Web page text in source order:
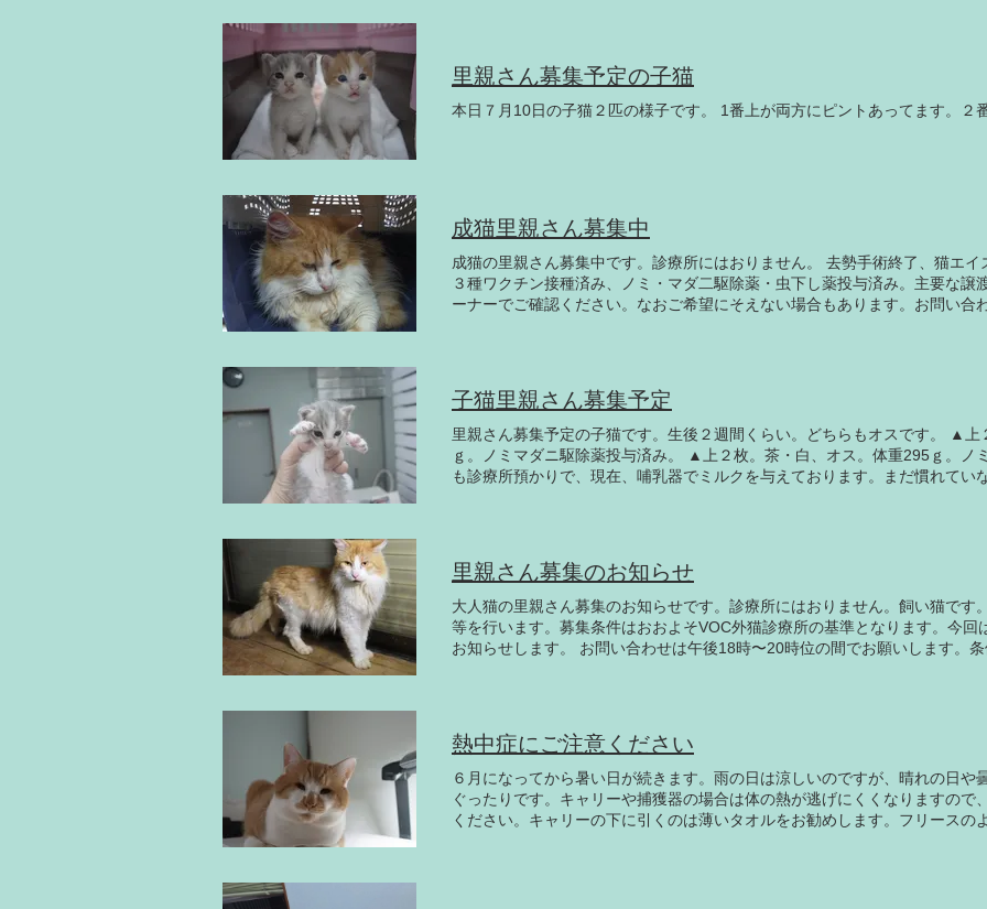
里親さん募集予定の子猫
本日７月10日の子猫２匹の様子です。 1番上が両方にピントあってます。２
成猫里親さん募集中
成猫の里親さん募集中です。診療所にはおりません。 去勢手術終了、猫エイ
３種ワクチン接種済み、ノミ・マダ二駆除薬・虫下し薬投与済み。主要な譲
ーナーでご確認ください。なおご希望にそえない場合もあります。お問い合
子猫里親さん募集予定
里親さん募集予定の子猫です。生後２週間くらい。どちらもオスです。 ▲上
ｇ。ノミマダニ駆除薬投与済み。 ▲上２枚。茶・白、オス。体重295ｇ。ノ
も診療所預かりで、現在、哺乳器でミルクを与えております。まだ慣れてい
里親さん募集のお知らせ
大人猫の里親さん募集のお知らせです。診療所にはおりません。飼い猫です
等を行います。募集条件はおおよそVOC外猫診療所の基準となります。今回
お知らせします。 お問い合わせは午後18時〜20時位の間でお願いします。条
熱中症にご注意ください
６月になってから暑い日が続きます。雨の日は涼しいのですが、晴れの日や
ぐったりです。キャリーや捕獲器の場合は体の熱が逃げにくくなりますので
ください。キャリーの下に引くのは薄いタオルをお勧めします。フリースの